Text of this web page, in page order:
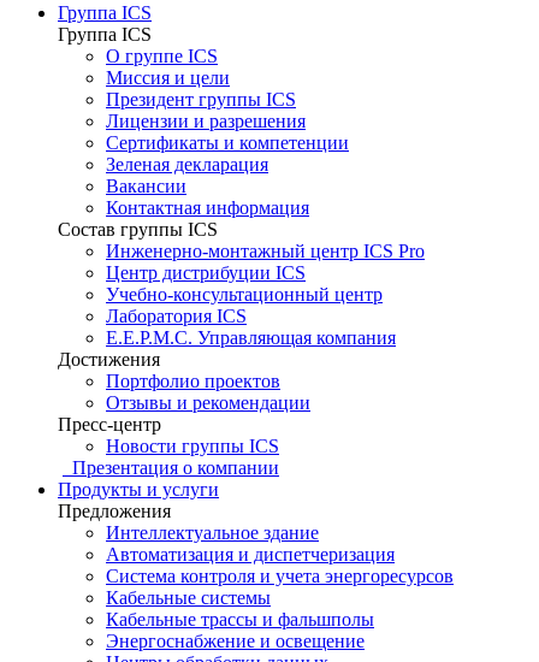
Группа ICS
Группа ICS
О группе ICS
Миссия и цели
Президент группы ICS
Лицензии и разрешения
Сертификаты и компетенции
Зеленая декларация
Вакансии
Контактная информация
Состав группы ICS
Инженерно-монтажный центр ICS Pro
Центр дистрибуции ICS
Учебно-консультационный центр
Лаборатория ICS
E.E.P.M.C. Управляющая компания
Достижения
Портфолио проектов
Отзывы и рекомендации
Пресс-центр
Новости группы ICS
Презентация о компании
Продукты и услуги
Предложения
Интеллектуальное здание
Автоматизация и диспетчеризация
Система контроля и учета энергоресурсов
Кабельные системы
Кабельные трассы и фальшполы
Энергоснабжение и освещение